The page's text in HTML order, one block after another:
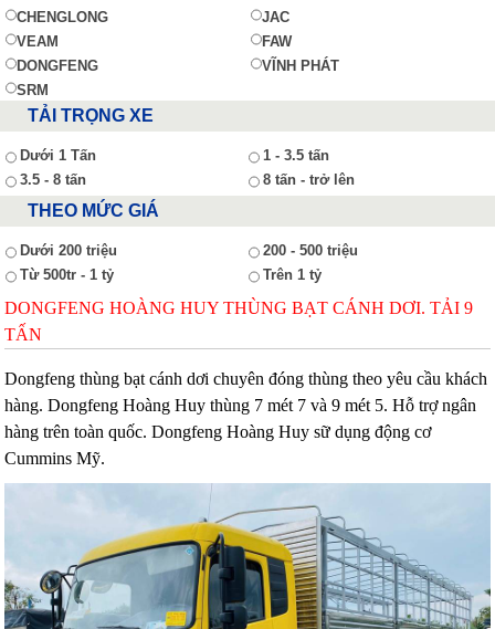
CHENGLONG
JAC
VEAM
FAW
DONGFENG
VĨNH PHÁT
SRM
TẢI TRỌNG XE
Dưới 1 Tấn
1 - 3.5 tấn
3.5 - 8 tấn
8 tấn - trở lên
THEO MỨC GIÁ
Dưới 200 triệu
200 - 500 triệu
Từ 500tr - 1 tỷ
Trên 1 tỷ
DONGFENG HOÀNG HUY THÙNG BẠT CÁNH DƠI. TẢI 9
TẤN
Dongfeng thùng bạt cánh dơi chuyên đóng thùng theo yêu cầu khách
hàng. Dongfeng Hoàng Huy thùng 7 mét 7 và 9 mét 5. Hỗ trợ ngân
hàng trên toàn quốc. Dongfeng Hoàng Huy sữ dụng động cơ
Cummins Mỹ.